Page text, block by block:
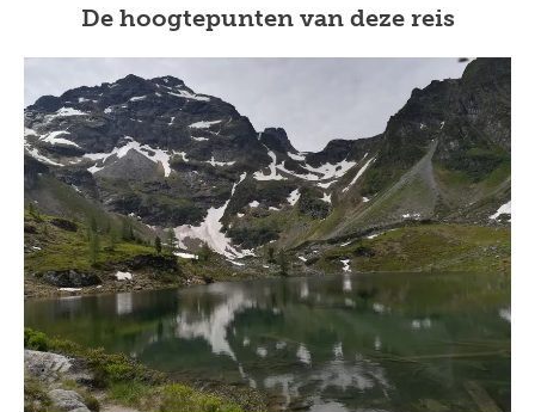
De hoogtepunten van deze reis